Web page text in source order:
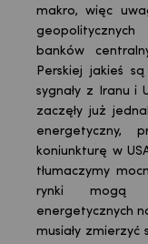
makro, więc
banków
Perskiej jakieś
sygnały z Iranu i
zaczęły już
energetyczny,
koniunkturę w
tłumaczymy
rynki mogą
energetycznych
musiały